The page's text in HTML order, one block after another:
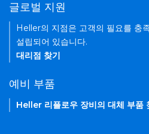
글로벌 지원
Heller의 지점은 고객의 필요를 충
설립되어 있습니다.
대리점 찾기
예비 부품
Heller 리플로우 장비의 대체 부품